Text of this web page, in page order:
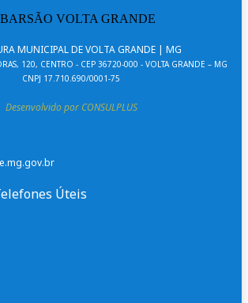
MUNICIPAL DE VOLTA GRANDE | MG
120, CENTRO - CEP 36720-000 - VOLTA GRANDE – MG
CNPJ 17.710.690/0001-75
Desenvolvido por CONSULPLUS
Úteis